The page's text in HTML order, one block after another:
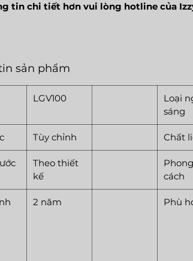
tin chi tiết hơn vui lòng hotline của
sản phẩm
LGV100
Loại
sáng
Tùy chỉnh Chất
Theo thiết
kế
Phong
cách
2 năm Phù